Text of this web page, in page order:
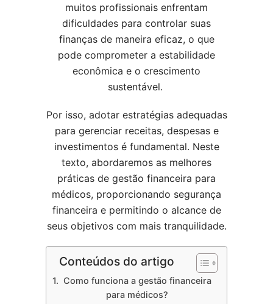
muitos profissionais enfrentam
dificuldades para controlar suas
finanças de maneira eficaz, o que
pode comprometer a estabilidade
econômica e o crescimento
sustentável.
Por isso, adotar estratégias adequadas
para gerenciar receitas, despesas e
investimentos é fundamental. Neste
texto, abordaremos as melhores
práticas de gestão financeira para
médicos, proporcionando segurança
financeira e permitindo o alcance de
seus objetivos com mais tranquilidade.
Conteúdos do artigo
Como funciona a gestão financeira
para médicos?